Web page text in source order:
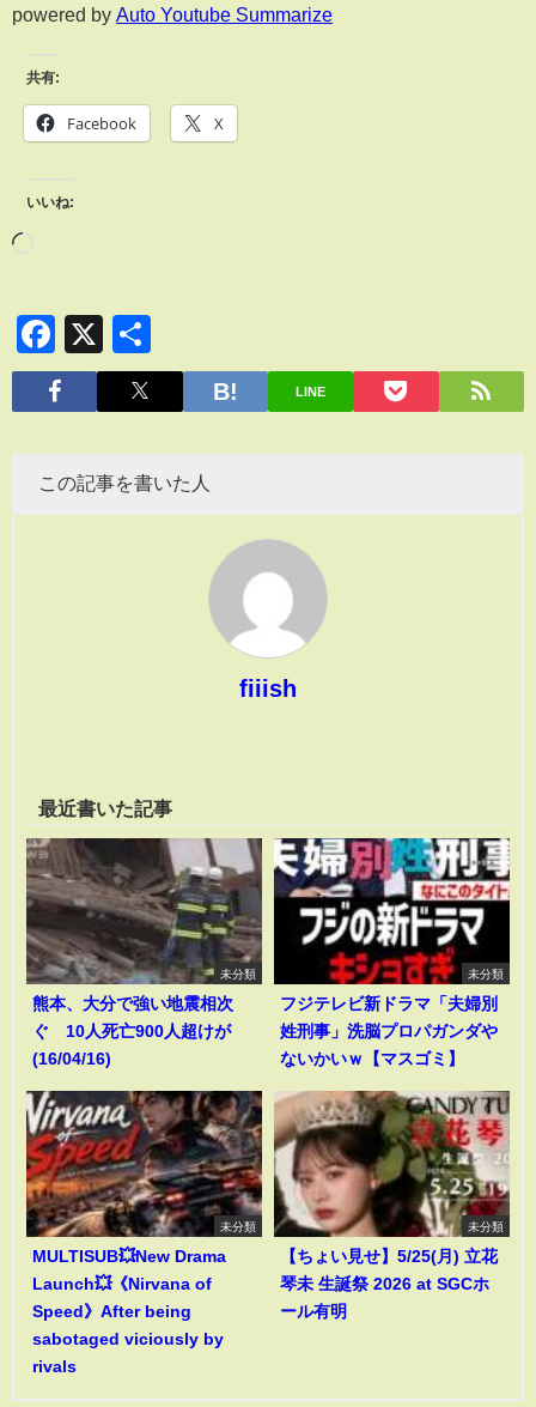
powered by Auto Youtube Summarize
共有:
Facebook X
いいね:
Facebook
X
有
LINE
この記事を書いた人
fiiish
最近書いた記事
未分類
熊本、大分で強い地震相次
ぐ 10人死亡900人超けが
(16/04/16)
未分類
フジテレビ新ドラマ「夫婦別
姓刑事」洗脳プロパガンダや
ないかいｗ【マスゴミ】
未分類
MULTISUB💥New Drama
Launch💥《Nirvana of
Speed》After being
sabotaged viciously by
rivals
未分類
【ちょい見せ】5/25(月) 立花
琴未 生誕祭 2026 at SGCホ
ール有明